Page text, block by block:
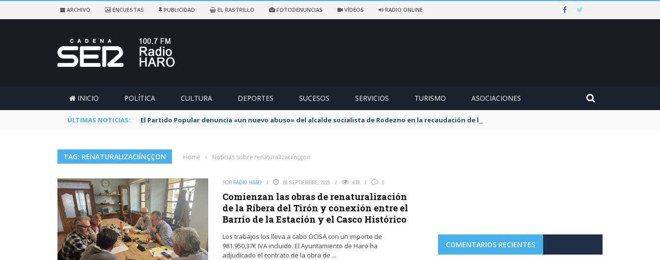
ARCHIVO ENCUESTAS PUBLICIDAD EL RASTRILLO FOTODENUNCIAS VÍDEOS RADIO ONLINE
INICIO POLÍTICA CULTURA DEPORTES SUCESOS SERVICIOS TURISMO ASOCIACIONES
ÚLTIMAS NOTICIAS: El Partido Popular denuncia «un nuevo abuso» del alcalde socialista de Rodezno en la recaudación de la tasa de aguas y basuras
TAG: RENATURALIZACIÍNÇÇON Home › Noticias sobre renaturalizaciínççon
POR RADIO HARO 26 SEPTIEMBRE, 2025 638 0
Comienzan las obras de renaturalización
de la Ribera del Tirón y conexión entre el
Barrio de la Estación y el Casco Histórico
Los trabajos los lleva a cabo OCISA con un importe de
981.950,37€ IVA incluido. El Ayuntamiento de Haro ha
adjudicado el contrato de la obra de ...
COMENTARIOS RECIENTES